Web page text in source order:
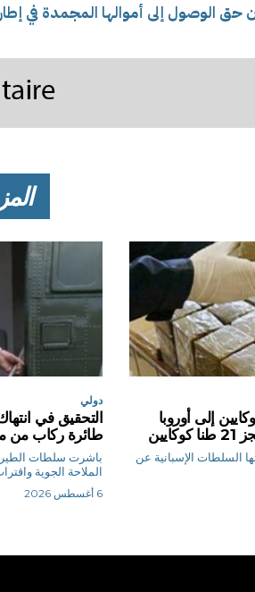
حق الوصول إلى أموالها المجمدة في
إلى أوروبا
السلطات الإسبانية عن
دولي
التحقيق في
طائرة ركاب من
باشرت سلطات
الملاحة الجوية
6 أغسطس 2026